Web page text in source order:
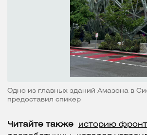
Одно из главных зданий Амазона в
предоставил спикер
Читайте также
историю